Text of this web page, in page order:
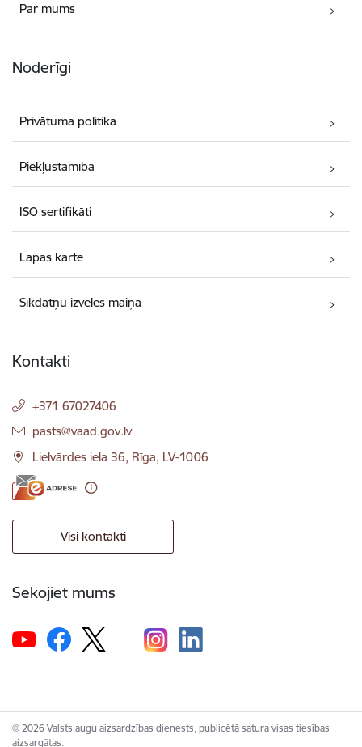
Par mums
Noderīgi
Privātuma politika
Piekļūstamība
ISO sertifikāti
Lapas karte
Sīkdatņu izvēles maiņa
Kontakti
+371 67027406
E-pasts:
pasts@vaad.gov.lv
Lielvārdes iela 36, Rīga, LV-1006
Visi kontakti
Sekojiet mums
© 2026 Valsts augu aizsardzības dienests, publicētā satura visas tiesības
aizsargātas.